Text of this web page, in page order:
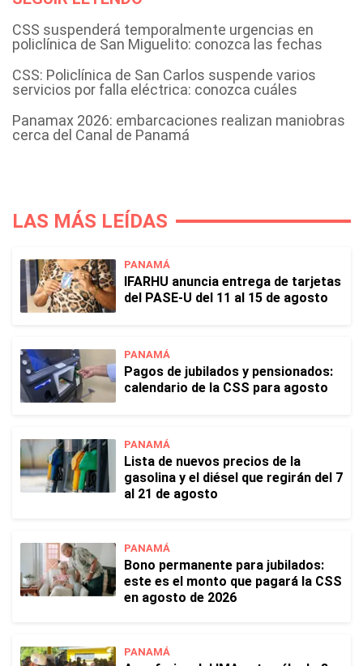
CSS suspenderá temporalmente urgencias en
policlínica de San Miguelito: conozca las fechas
CSS: Policlínica de San Carlos suspende varios
servicios por falla eléctrica: conozca cuáles
Panamax 2026: embarcaciones realizan maniobras
cerca del Canal de Panamá
LAS MÁS LEÍDAS
PANAMÁ
IFARHU anuncia entrega de tarjetas
del PASE-U del 11 al 15 de agosto
PANAMÁ
Pagos de jubilados y pensionados:
calendario de la CSS para agosto
PANAMÁ
Lista de nuevos precios de la
gasolina y el diésel que regirán del 7
al 21 de agosto
PANAMÁ
Bono permanente para jubilados:
este es el monto que pagará la CSS
en agosto de 2026
PANAMÁ